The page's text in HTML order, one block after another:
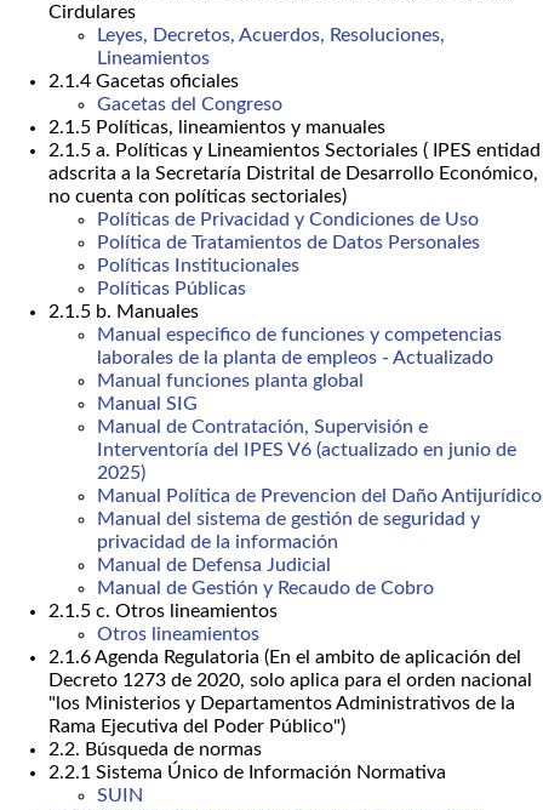
Cirdulares
Leyes, Decretos, Acuerdos, Resoluciones,
Lineamientos
2.1.4 Gacetas oficiales
Gacetas del Congreso
2.1.5 Políticas, lineamientos y manuales
2.1.5 a. Políticas y Lineamientos Sectoriales ( IPES entidad
adscrita a la Secretaría Distrital de Desarrollo Económico,
no cuenta con políticas sectoriales)
Políticas de Privacidad y Condiciones de Uso
Política de Tratamientos de Datos Personales
Políticas Institucionales
Políticas Públicas
2.1.5 b. Manuales
Manual especifico de funciones y competencias
laborales de la planta de empleos - Actualizado
Manual funciones planta global
Manual SIG
Manual de Contratación, Supervisión e
Interventoría del IPES V6 (actualizado en junio de
2025)
Manual Política de Prevencion del Daño Antijurídico
Manual del sistema de gestión de seguridad y
privacidad de la información
Manual de Defensa Judicial
Manual de Gestión y Recaudo de Cobro
2.1.5 c. Otros lineamientos
Otros lineamientos
2.1.6 Agenda Regulatoria (En el ambito de aplicación del
Decreto 1273 de 2020, solo aplica para el orden nacional
"los Ministerios y Departamentos Administrativos de la
Rama Ejecutiva del Poder Público")
2.2. Búsqueda de normas
2.2.1 Sistema Único de Información Normativa
SUIN